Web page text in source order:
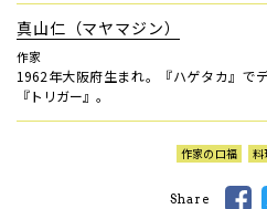
真山仁（マヤマジン）
作家
1962年大阪府生まれ。『ハゲタカ』で
『トリガー』。
作家の口福 料
Share